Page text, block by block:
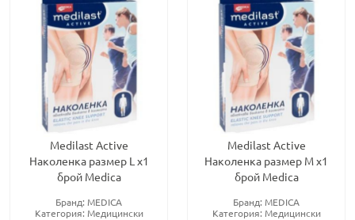
Medilast Active
Наколенка размер L x1
брой Medica
Бранд: MEDICA
Категория: Медицински
Medilast Active
Наколенка размер M x1
брой Medica
Бранд: MEDICA
Категория: Медицински